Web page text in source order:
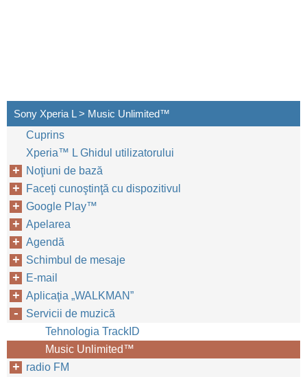
Sony Xperia L > Music Unlimited™‎
Cuprins
Xperia™‎ L Ghidul utilizatorului
Noţiuni de bază
Faceţi cunoştinţă cu dispozitivul
Google Play™‎
Apelarea
Agendă
Schimbul de mesaje
E-mail
Aplicaţia „WALKMAN”
Servicii de muzică
Tehnologia TrackID
Music Unlimited™‎
radio FM